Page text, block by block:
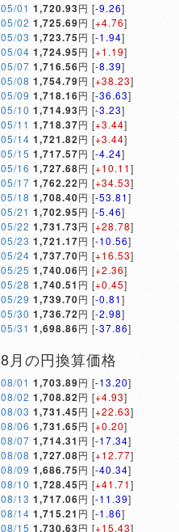
05/01 1,720.93円 [-9.26]
05/02 1,725.69円 [+4.76]
05/03 1,723.75円 [-1.94]
05/04 1,724.95円 [+1.19]
05/07 1,716.56円 [-8.39]
05/08 1,754.79円 [+38.23]
05/09 1,718.16円 [-36.63]
05/10 1,714.93円 [-3.23]
05/11 1,718.37円 [+3.44]
05/14 1,721.82円 [+3.44]
05/15 1,717.57円 [-4.24]
05/16 1,727.68円 [+10.11]
05/17 1,762.22円 [+34.53]
05/18 1,708.40円 [-53.81]
05/21 1,702.95円 [-5.46]
05/22 1,731.73円 [+28.78]
05/23 1,721.17円 [-10.56]
05/24 1,737.70円 [+16.53]
05/25 1,740.06円 [+2.36]
05/28 1,740.51 円 [+0.45]
05/29 1,739.70円 [-0.81]
05/30 1,736.72円 [-2.98]
05/31 1,698.86円 [-37.86]
8月の円換算価格
08/01 1,703.89円 [-13.20]
08/02 1,708.82円 [+4.93]
08/03 1,731.45円 [+22.63]
08/06 1,731.65円 [+0.20]
08/07 1,714.31 円 [-17.34]
08/08 1,727.08円 [+12.77]
08/09 1,686.75円 [-40.34]
08/10 1,728.45円 [+41.71]
08/13 1,717.06円 [-11.39]
08/14 1,715.21 円 [-1.86]
08/15 1,730.63円 [+15.43]